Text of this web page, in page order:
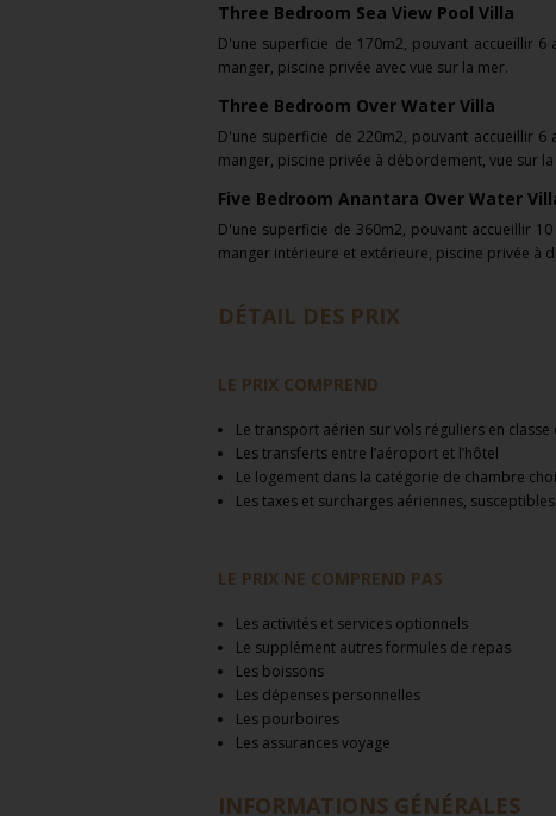
Three Bedroom Sea View Pool Villa
D'une superficie de 170m2, pouvant accueillir 6
manger, piscine privée avec vue sur la mer.
Three Bedroom Over Water Villa
D'une superficie de220m2, pouvant accueillir 6
manger, piscine privée à débordement, vue sur
Five Bedroom Anantara Over Water
D'une superficie de 360m2, pouvant accueillir
manger intérieure et extérieure, piscine privée à
DÉTAIL DES PRIX
LE PRIX COMPREND
Le transport aérien sur vols réguliers en classe
Les transferts entre l’aéroport et l’hôtel
Le logement dans la catégorie de chambre
Les taxes et surcharges aériennes,
LE PRIX NE COMPREND PAS
Les activités et services optionnels
Le supplément autres formules de repas
Les boissons
Les dépenses personnelles
Les pourboires
Les assurances voyage
INFORMATIONS GÉNÉRALES